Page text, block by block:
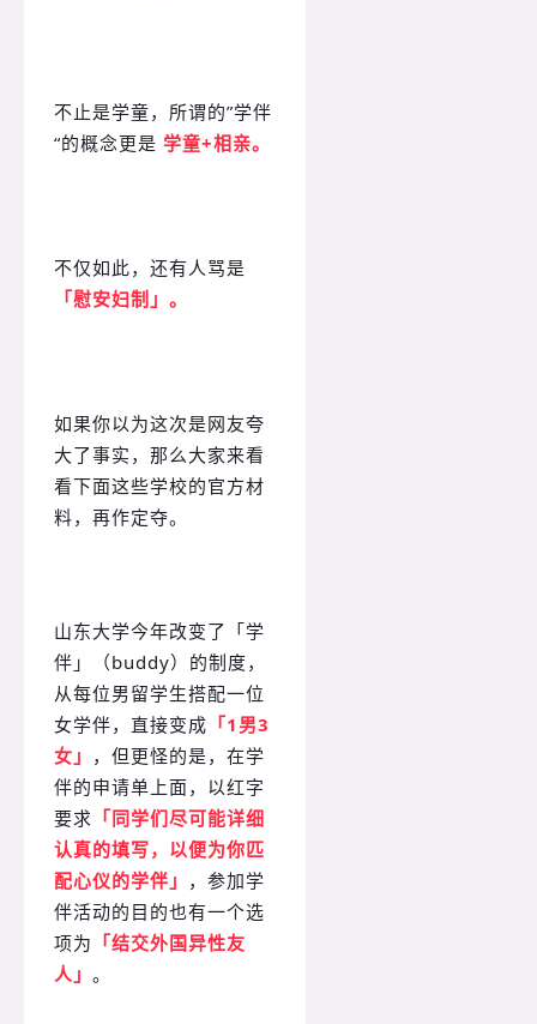
不止是学童，所谓的”学伴
“的概念更是 学童+相亲。
不仅如此，还有人骂是
「慰安妇制」。
如果你以为这次是网友夸
大了事实，那么大家来看
看下面这些学校的官方材
料，再作定夺。
山东大学今年改变了「学
伴」（buddy）的制度，
从每位男留学生搭配一位
女学伴，直接变成 「1男3
女」 ，但更怪的是，在学
伴的申请单上面，以红字
要求 「同学们尽可能详细
认真的填写，以便为你匹
配心仪的学伴」 ，参加学
伴活动的目的也有一个选
项为 「结交外国异性友
人」 。